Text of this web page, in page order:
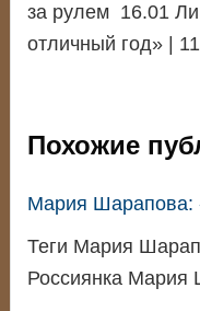
за рулем 16.01
отличный год» | 11
Похожие
Мария Шарапова:
Теги Мария
Россиянка Мария